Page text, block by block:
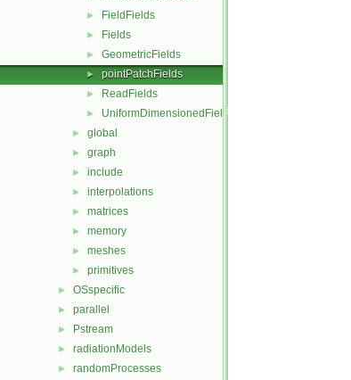
► FieldFields
► Fields
► GeometricFields
► pointPatchFields
► ReadFields
► UniformDimensionedFields
► global
► graph
► include
► interpolations
► matrices
► memory
► meshes
► primitives
► OSspecific
► parallel
► Pstream
► radiationModels
► randomProcesses